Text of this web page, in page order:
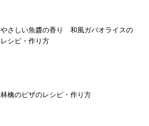
やさしい魚醬の香り 和風ガパオライスの
レシピ・作り方
林檎のピザのレシピ・作り方